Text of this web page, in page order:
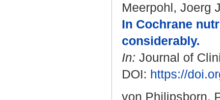
Meerpohl, Joerg
In Cochrane
considerably.
In: Journal of
DOI: https://
von Philipsborn,